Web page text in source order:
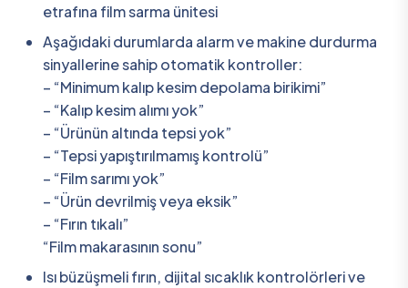
etrafına film sarma ünitesi
Aşağıdaki durumlarda alarm ve makine durdurma
sinyallerine sahip otomatik kontroller:
– “Minimum kalıp kesim depolama birikimi”
– “Kalıp kesim alımı yok”
– “Ürünün altında tepsi yok”
– “Tepsi yapıştırılmamış kontrolü”
– “Film sarımı yok”
– “Ürün devrilmiş veya eksik”
– “Fırın tıkalı”
“Film makarasının sonu”
Isı büzüşmeli fırın, dijital sıcaklık kontrolörleri ve